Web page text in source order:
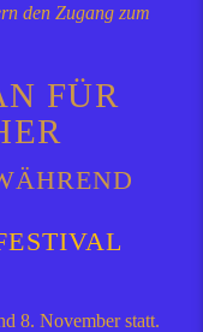
den Zugang zum
FÜR
8. November statt.